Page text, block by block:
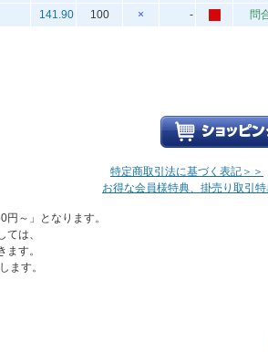
141.90 100 × - 問
特定商取引法に基づく表記＞＞
お得な会員様特典、掛売り取引
円～」となります。
は、
ます。
ます。